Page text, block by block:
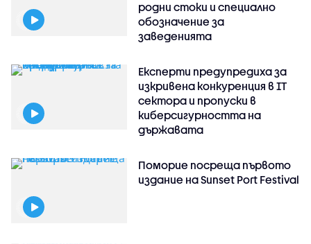
родни стоки и специално
обозначение за
заведенията
Експерти предупредиха за
изкривена конкуренция в IT
сектора и пропуски в
киберсигурността на
държавата
Поморие посреща първото
издание на Sunset Port Festival